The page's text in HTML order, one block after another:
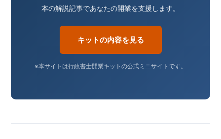
本の解説記事であなたの開業を支援します。
キットの内容を見る
※本サイトは行政書士開業キットの公式ミニサイトです。